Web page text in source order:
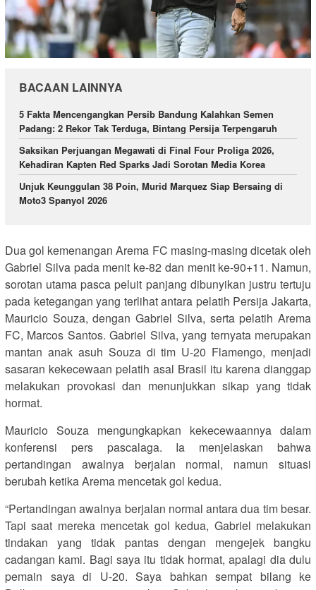
BACAAN LAINNYA
5 Fakta Mencengangkan Persib Bandung Kalahkan Semen
Padang: 2 Rekor Tak Terduga, Bintang Persija Terpengaruh
Saksikan Perjuangan Megawati di Final Four Proliga 2026,
Kehadiran Kapten Red Sparks Jadi Sorotan Media Korea
Unjuk Keunggulan 38 Poin, Murid Marquez Siap Bersaing di
Moto3 Spanyol 2026
Dua gol kemenangan Arema FC masing-masing dicetak oleh
Gabriel Silva pada menit ke-82 dan menit ke-90+11. Namun,
sorotan utama pasca peluit panjang dibunyikan justru tertuju
pada ketegangan yang terlihat antara pelatih Persija Jakarta,
Mauricio Souza, dengan Gabriel Silva, serta pelatih Arema
FC, Marcos Santos. Gabriel Silva, yang ternyata merupakan
mantan anak asuh Souza di tim U-20 Flamengo, menjadi
sasaran kekecewaan pelatih asal Brasil itu karena dianggap
melakukan provokasi dan menunjukkan sikap yang tidak
hormat.
Mauricio Souza mengungkapkan kekecewaannya dalam
konferensi pers pascalaga. Ia menjelaskan bahwa
pertandingan awalnya berjalan normal, namun situasi
berubah ketika Arema mencetak gol kedua.
“Pertandingan awalnya berjalan normal antara dua tim besar.
Tapi saat mereka mencetak gol kedua, Gabriel melakukan
tindakan yang tidak pantas dengan mengejek bangku
cadangan kami. Bagi saya itu tidak hormat, apalagi dia dulu
pemain saya di U-20. Saya bahkan sempat bilang ke